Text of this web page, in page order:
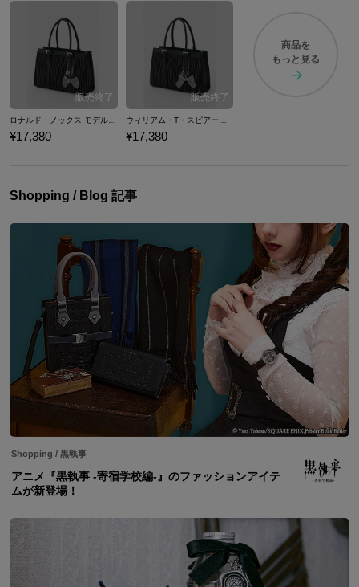
¥17,380 ¥17,380
商品を
もっと見る
Shopping / Blog 記事
Shopping / 黒執事
アニメ『黒執事 -寄宿学校編-』のファッションアイテ
ムが新登場！